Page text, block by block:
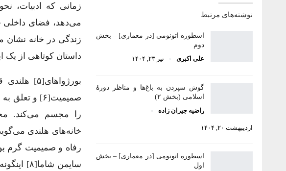
نوشته‌های مرتبط
اسطوره اتونومی [در معماری] – بخش
دوم
علی اکبری
تیر ۲۳, ۱۴۰۴
گوش سپردن به باغ‌ها و مناظر دورۀ
اسلامی (بخش ۲)
راضیه جیران زاده
اردیبهشت ۲۰, ۱۴۰۴
اسطوره اتونومی [در معماری] – بخش
اول
زمانی که ادبیات،
می‌دهد، فضای داخلی
داستان کوتاهی از یک ایده»[۴] یک بخش
صمیمیت[۶] و
خانه‌های هلندی
رفاه و صمیمیت گرم
سایمن